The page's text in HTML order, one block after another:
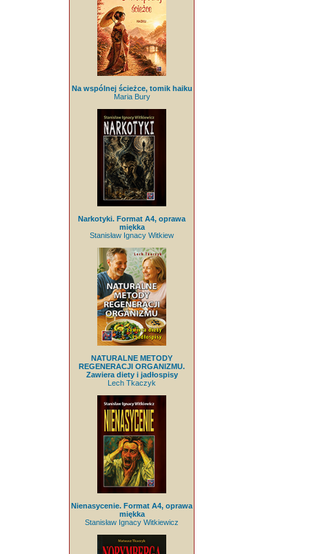
Na wspólnej ścieżce, tomik haiku
Maria Bury
Narkotyki. Format A4, oprawa
miękka
Stanisław Ignacy Witkiew
NATURALNE METODY
REGENERACJI ORGANIZMU.
Zawiera diety i jadłospisy
Lech Tkaczyk
Nienasycenie. Format A4, oprawa
miękka
Stanisław Ignacy Witkiewicz